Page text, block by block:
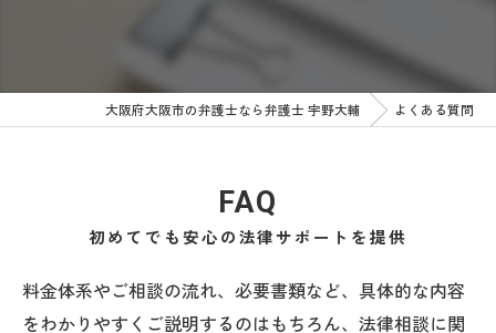
大阪府大阪市の弁護士なら弁護士 宇野大輔 よくある質問
初めてでも安心の法律サポートを提供
FAQ
料金体系やご相談の流れ、必要書類など、具体的な内容
をわかりやすくご説明するのはもちろん、法律相談に関